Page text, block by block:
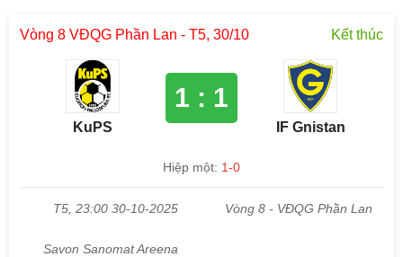
Vòng 8 VĐQG Phần Lan - T5, 30/10 Kết thúc
KuPS
1 : 1
IF Gnistan
Hiệp một: 1-0
T5, 23:00 30-10-2025 Vòng 8 - VĐQG Phần Lan
Savon Sanomat Areena